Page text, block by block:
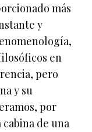
más
y
en
pero
y su
por
de una